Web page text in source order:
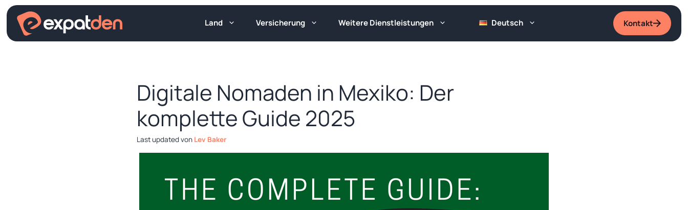
Zum
Inhalt
springen
Land Versicherung Weitere Dienstleistungen Deutsch Kontakt
Digitale Nomaden in Mexiko: Der
komplette Guide 2025
von Lev Baker